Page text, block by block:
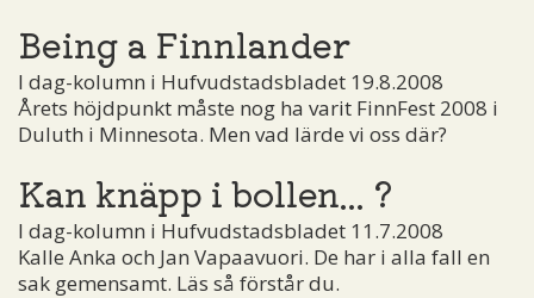
Being a Finnlander
I dag-kolumn i Hufvudstadsbladet 19.8.2008
Årets höjdpunkt måste nog ha varit FinnFest 2008 i
Duluth i Minnesota. Men vad lärde vi oss där?
Kan knäpp i bollen... ?
I dag-kolumn i Hufvudstadsbladet 11.7.2008
Kalle Anka och Jan Vapaavuori. De har i alla fall en
sak gemensamt. Läs så förstår du.